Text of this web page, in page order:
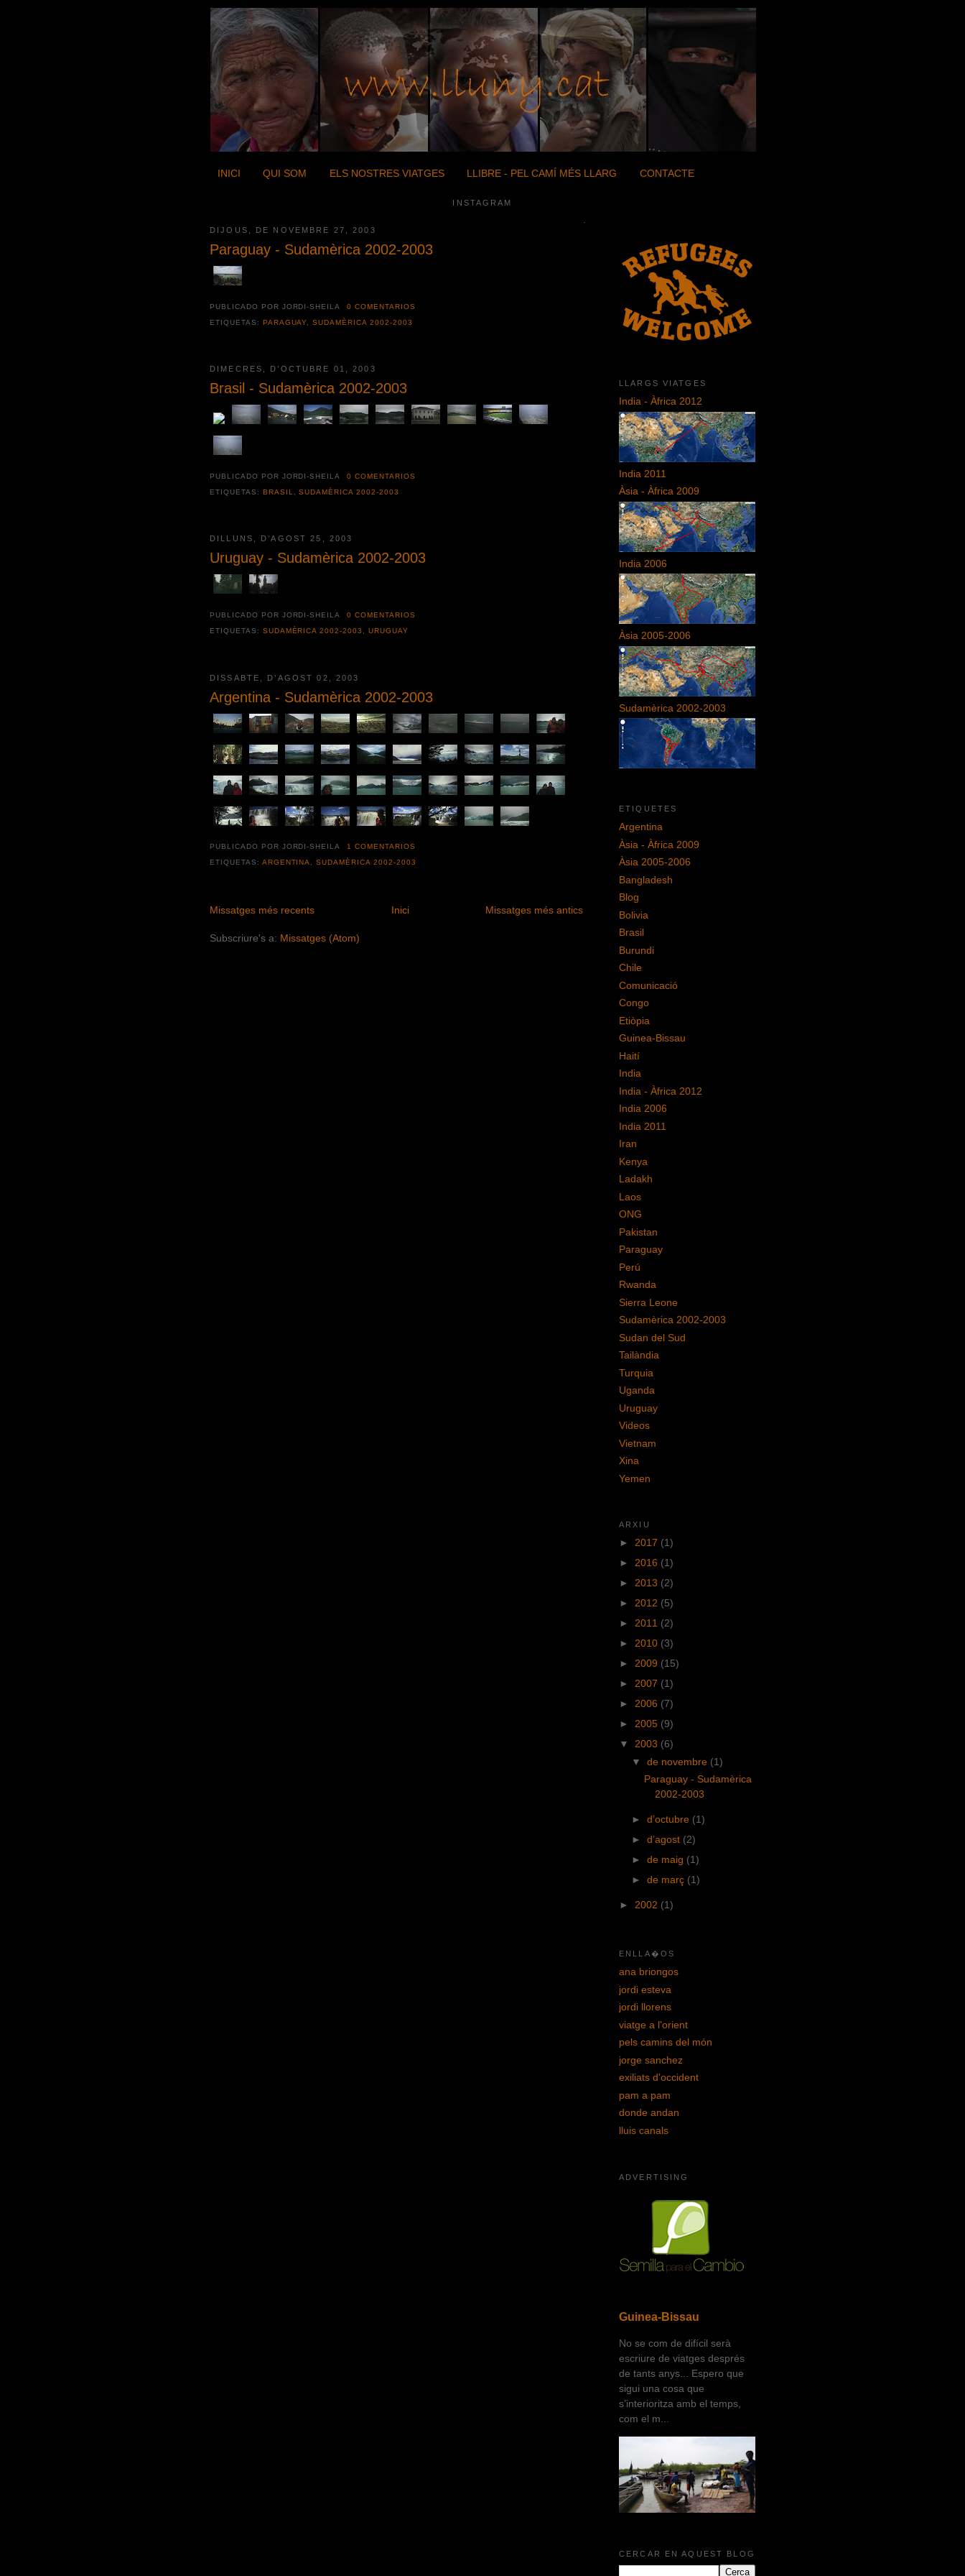
INICI QUI SOM ELS NOSTRES VIATGES LLIBRE - PEL CAMÍ MÉS LLARG CONTACTE
INSTAGRAM
DIJOUS, DE NOVEMBRE 27, 2003
Paraguay - Sudamèrica 2002-2003
PUBLICADO POR JORDI-SHEILA 0 COMENTARIOS
ETIQUETAS: PARAGUAY ,SUDAMÈRICA 2002-2003
DIMECRES, D’OCTUBRE 01, 2003
Brasil - Sudamèrica 2002-2003
PUBLICADO POR JORDI-SHEILA 0 COMENTARIOS
ETIQUETAS: BRASIL ,SUDAMÈRICA 2002-2003
DILLUNS, D’AGOST 25, 2003
Uruguay - Sudamèrica 2002-2003
PUBLICADO POR JORDI-SHEILA 0 COMENTARIOS
ETIQUETAS: SUDAMÈRICA 2002-2003 ,URUGUAY
DISSABTE, D’AGOST 02, 2003
Argentina - Sudamèrica 2002-2003
PUBLICADO POR JORDI-SHEILA 1 COMENTARIOS
ETIQUETAS: ARGENTINA,SUDAMÈRICA 2002-2003
Missatges més recents Missatges més antics
Inici
Subscriure's a: Missatges (Atom)
LLARGS VIATGES
India - Àfrica 2012
India 2011
Àsia - Àfrica 2009
India 2006
Àsia 2005-2006
Sudamèrica 2002-2003
ETIQUETES
Argentina
Àsia - Àfrica 2009
Àsia 2005-2006
Bangladesh
Blog
Bolivia
Brasil
Burundi
Chile
Comunicació
Congo
Etiòpia
Guinea-Bissau
Haití
India
India - Àfrica 2012
India 2006
India 2011
Iran
Kenya
Ladakh
Laos
ONG
Pakistan
Paraguay
Perú
Rwanda
Sierra Leone
Sudamèrica 2002-2003
Sudan del Sud
Tailàndia
Turquia
Uganda
Uruguay
Videos
Vietnam
Xina
Yemen
ARXIU
► 2017 (1)
► 2016 (1)
► 2013 (2)
► 2012 (5)
► 2011 (2)
► 2010 (3)
► 2009 (15)
► 2007 (1)
► 2006 (7)
► 2005 (9)
▼ 2003 (6)
▼ de novembre (1)
Paraguay - Sudamèrica
2002-2003
► d’octubre (1)
► d’agost (2)
► de maig (1)
► de març (1)
► 2002 (1)
ENLLA�OS
ana briongos
jordi esteva
jordi llorens
viatge a l'orient
pels camins del món
jorge sanchez
exiliats d'occident
pam a pam
donde andan
lluis canals
ADVERTISING
Guinea-Bissau
No se com de difícil serà
escriure de viatges després
de tants anys... Espero que
sigui una cosa que
s’interioritza amb el temps,
com el m...
CERCAR EN AQUEST BLOG